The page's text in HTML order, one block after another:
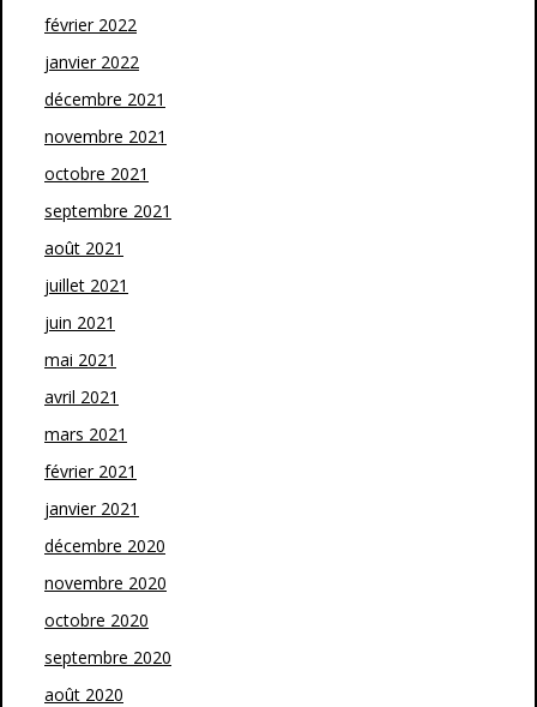
février 2022
janvier 2022
décembre 2021
novembre 2021
octobre 2021
septembre 2021
août 2021
juillet 2021
juin 2021
mai 2021
avril 2021
mars 2021
février 2021
janvier 2021
décembre 2020
novembre 2020
octobre 2020
septembre 2020
août 2020